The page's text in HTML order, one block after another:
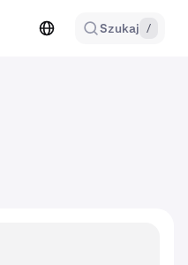
Szukaj /